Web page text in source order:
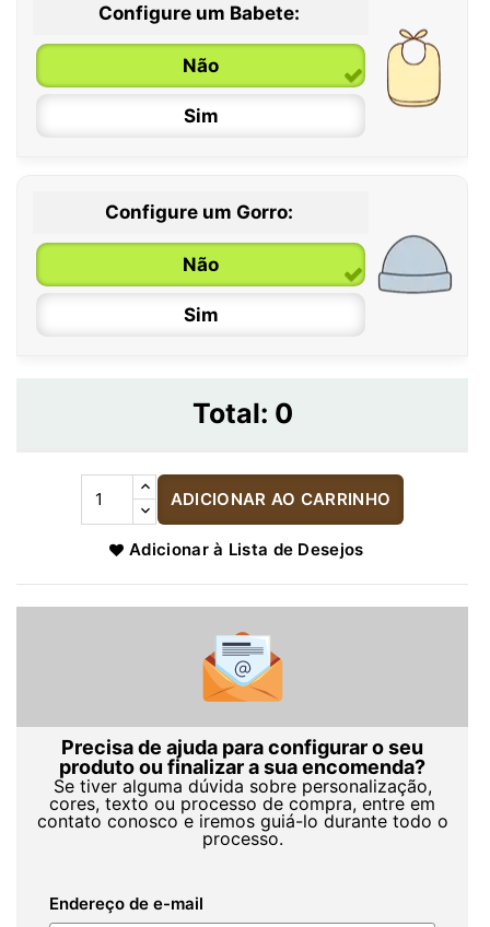
Configure um Babete:
Não
Sim
Configure um Gorro:
Não
Sim
Total: 0
ADICIONAR AO CARRINHO
Adicionar à Lista de Desejos
Precisa de ajuda para configurar o seu
produto ou finalizar a sua encomenda?
Se tiver alguma dúvida sobre personalização,
cores, texto ou processo de compra, entre em
contato conosco e iremos guiá-lo durante todo o
processo.
Endereço de e-mail